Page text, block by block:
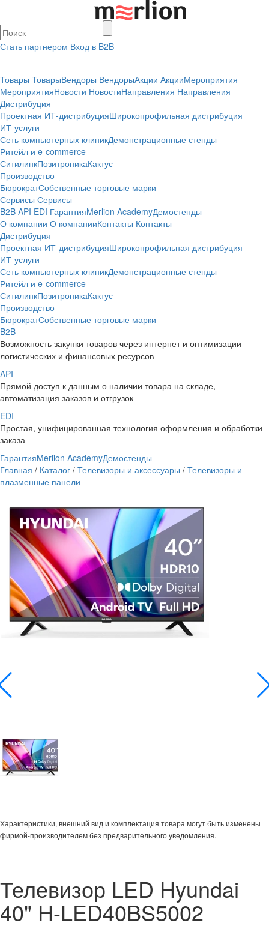
Стать партнером Вход в B2B
Товары ТоварыВендоры ВендорыАкции АкцииМероприятия
МероприятияНовости НовостиНаправления Направления
Дистрибуция
Проектная ИТ-дистрибуцияШирокопрофильная дистрибуция
ИТ-услуги
Сеть компьютерных клиникДемонстрационные стенды
Ритейл и e-commerce
СитилинкПозитроникаКактус
Производство
БюрократСобственные торговые марки
Сервисы Сервисы
B2B API EDI ГарантияMerlion AcademyДемостенды
О компании О компанииКонтакты Контакты
Дистрибуция
Проектная ИТ-дистрибуцияШирокопрофильная дистрибуция
ИТ-услуги
Сеть компьютерных клиникДемонстрационные стенды
Ритейл и e-commerce
СитилинкПозитроникаКактус
Производство
БюрократСобственные торговые марки
B2B
Возможность закупки товаров через интернет и оптимизации
логистических и финансовых ресурсов
API
Прямой доступ к данным о наличии товара на складе,
автоматизация заказов и отгрузок
EDI
Простая, унифицированная технология оформления и обработки
заказа
ГарантияMerlion AcademyДемостенды
Главная / Каталог / Телевизоры и аксессуары / Телевизоры и
плазменные панели
Характеристики, внешний вид и комплектация товара могут быть изменены
фирмой-производителем без предварительного уведомления.
Телевизор LED Hyundai
40" H-LED40BS5002